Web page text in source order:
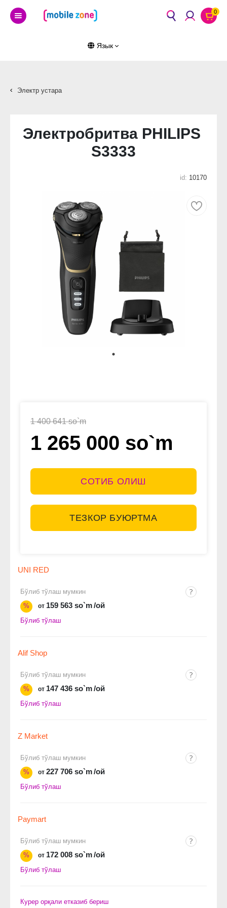
0
Язык
Электр устара
Электробритва PHILIPS
S3333
id: 10170
1 400 641 so`m
1 265 000 so`m
СОТИБ ОЛИШ
ТЕЗКОР БУЮРТМА
UNI RED
Бўлиб тўлаш мумкин
%
от 159 563 so`m/ой
Бўлиб тўлаш
Alif Shop
Бўлиб тўлаш мумкин
%
от 147 436 so`m/ой
Бўлиб тўлаш
Z Market
Бўлиб тўлаш мумкин
%
от 227 706 so`m/ой
Бўлиб тўлаш
Paymart
Бўлиб тўлаш мумкин
%
от 172 008 so`m/ой
Бўлиб тўлаш
Курер орқали етказиб бериш